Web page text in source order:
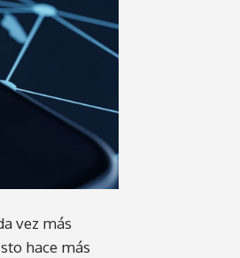
vez más
hace más